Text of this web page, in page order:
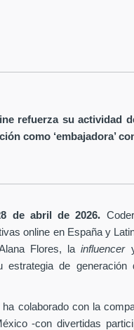
refuerza su actividad
como ‘embajadora’
de abril de 2026.
online en España y
Flores, lainfluencer
estrategia de
ha colaborado con la
-con divertidas